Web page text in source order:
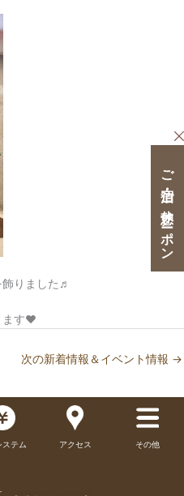
飾りました♬
ます❤
次の新着情報＆イベント情報 →
ステム アクセス その他
ご宿泊・ご休憩クーポン